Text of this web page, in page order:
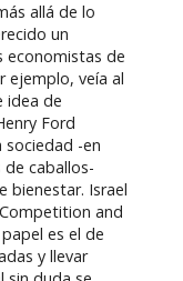
allá de lo
un
economistas de
ejemplo, veía al
idea de
Ford
sociedad -en
de caballos-
bienestar. Israel
and
es el de
y llevar